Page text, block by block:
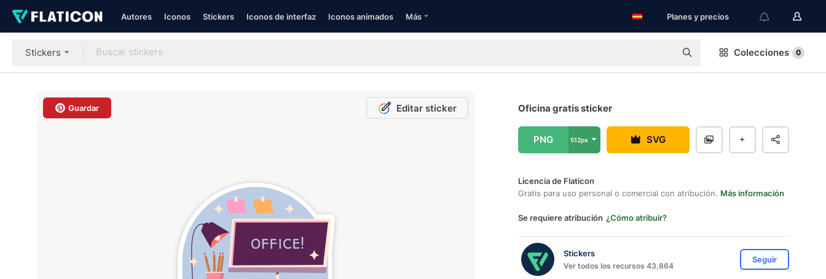
Autores Iconos Stickers Iconos de interfaz Iconos animados Más Planes y precios
Stickers Colecciones 0
Guardar Editar sticker Oficina gratis sticker
PNG 512px SVG
Licencia de Flaticon
Gratis para uso personal o comercial con atribución. Más información
Se requiere atribución ¿Cómo atribuir?
Stickers
Ver todos los recursos 43,864
Seguir